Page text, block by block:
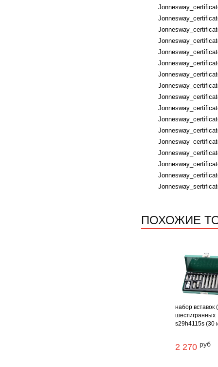
ПОХОЖИЕ
набор вставок
шестигранных
s29h4115s (30
2 270 руб